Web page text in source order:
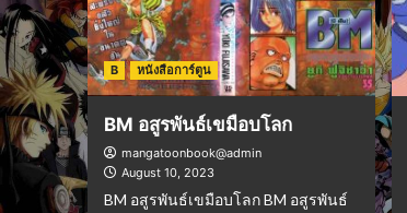
B หนังสือการ์ตูน
BM อสูรพันธ์เขมือบโลก
mangatoonbook@admin
August 10, 2023
BM อสูรพันธ์เขมือบโลก BM อสูรพันธ์